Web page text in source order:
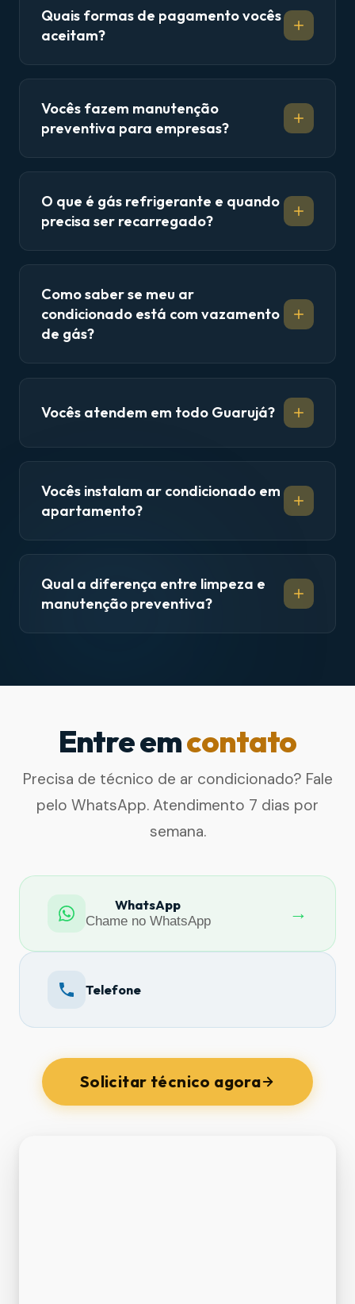
Quais formas de pagamento vocês
aceitam?
Vocês fazem manutenção
preventiva para empresas?
O que é gás refrigerante e quando
precisa ser recarregado?
Como saber se meu ar
condicionado está com vazamento
de gás?
Vocês atendem em todo Guarujá?
Vocês instalam ar condicionado em
apartamento?
Qual a diferença entre limpeza e
manutenção preventiva?
Entre emcontato
Precisa de técnico de ar condicionado? Fale
pelo WhatsApp. Atendimento 7 dias por
semana.
WhatsApp
Chame no WhatsApp
→
Telefone
Solicitar técnico agora